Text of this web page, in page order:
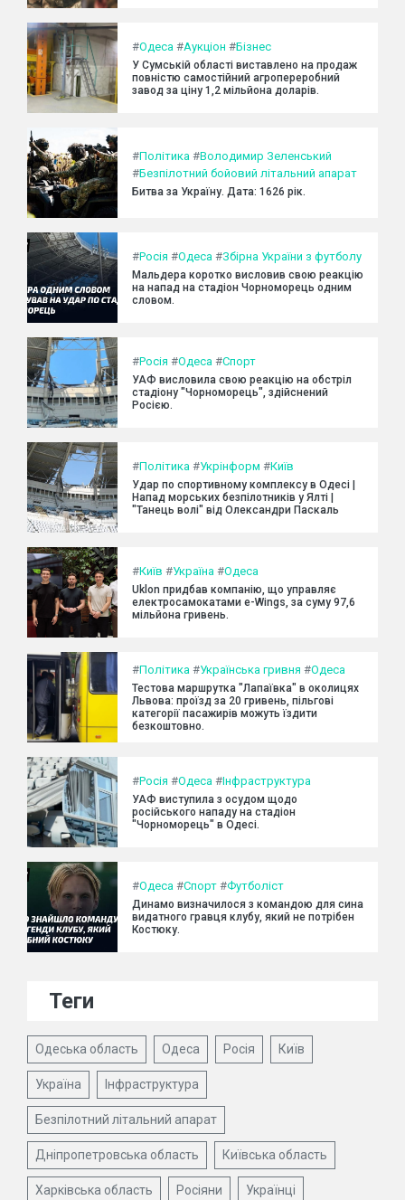
#Одеса #Аукціон #Бізнес
У Сумській області виставлено на продаж
повністю самостійний агропереробний
завод за ціну 1,2 мільйона доларів.
#Політика #Володимир Зеленський
#Безпілотний бойовий літальний апарат
Битва за Україну. Дата: 1626 рік.
#Росія #Одеса #Збірна України з футболу
Мальдера коротко висловив свою реакцію
на напад на стадіон Чорноморець одним
словом.
#Росія #Одеса #Спорт
УАФ висловила свою реакцію на обстріл
стадіону "Чорноморець", здійснений
Росією.
#Політика #Укрінформ #Київ
Удар по спортивному комплексу в Одесі |
Напад морських безпілотників у Ялті |
"Танець волі" від Олександри Паскаль
#Київ #Україна #Одеса
Uklon придбав компанію, що управляє
електросамокатами e-Wings, за суму 97,6
мільйона гривень.
#Політика #Українська гривня #Одеса
Тестова маршрутка "Лапаївка" в околицях
Львова: проїзд за 20 гривень, пільгові
категорії пасажирів можуть їздити
безкоштовно.
#Росія #Одеса #Інфраструктура
УАФ виступила з осудом щодо
російського нападу на стадіон
"Чорноморець" в Одесі.
#Одеса #Спорт #Футболіст
Динамо визначилося з командою для сина
видатного гравця клубу, який не потрібен
Костюку.
Теги
Одеська область Одеса Росія Київ
Україна Інфраструктура
Безпілотний літальний апарат
Дніпропетровська область Київська область
Харківська область Росіяни Українці